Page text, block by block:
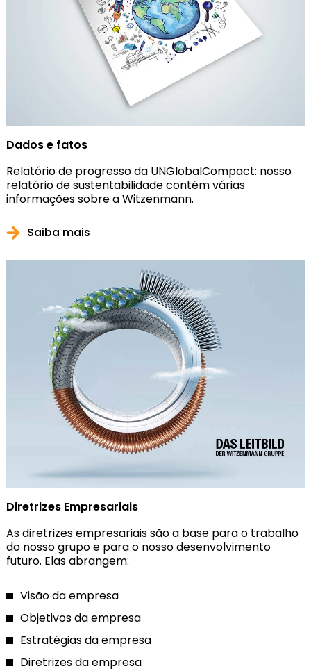
Dados e fatos
Relatório de progresso da UNGlobalCompact: nosso
relatório de sustentabilidade contém várias
informações sobre a Witzenmann.
Saiba mais
Diretrizes Empresariais
As diretrizes empresariais são a base para o trabalho
do nosso grupo e para o nosso desenvolvimento
futuro. Elas abrangem:
Visão da empresa
Objetivos da empresa
Estratégias da empresa
Diretrizes da empresa